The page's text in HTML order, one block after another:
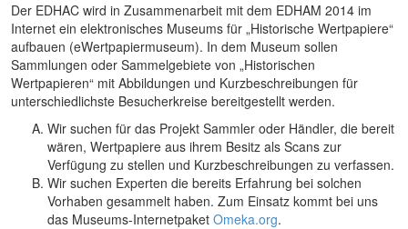
Der EDHAC wird in Zusammenarbeit mit dem EDHAM 2014 im
Internet ein elektronisches Museums für „Historische Wertpapiere“
aufbauen (eWertpapiermuseum). In dem Museum sollen
Sammlungen oder Sammelgebiete von „Historischen
Wertpapieren“ mit Abbildungen und Kurzbeschreibungen für
unterschiedlichste Besucherkreise bereitgestellt werden.
Wir suchen für das Projekt Sammler oder Händler, die bereit
wären, Wertpapiere aus ihrem Besitz als Scans zur
Verfügung zu stellen und Kurzbeschreibungen zu verfassen.
Wir suchen Experten die bereits Erfahrung bei solchen
Vorhaben gesammelt haben. Zum Einsatz kommt bei uns
das Museums-InternetpaketOmeka.org.